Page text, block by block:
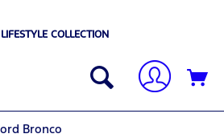
LIFESTYLE COLLECTION
Bronco